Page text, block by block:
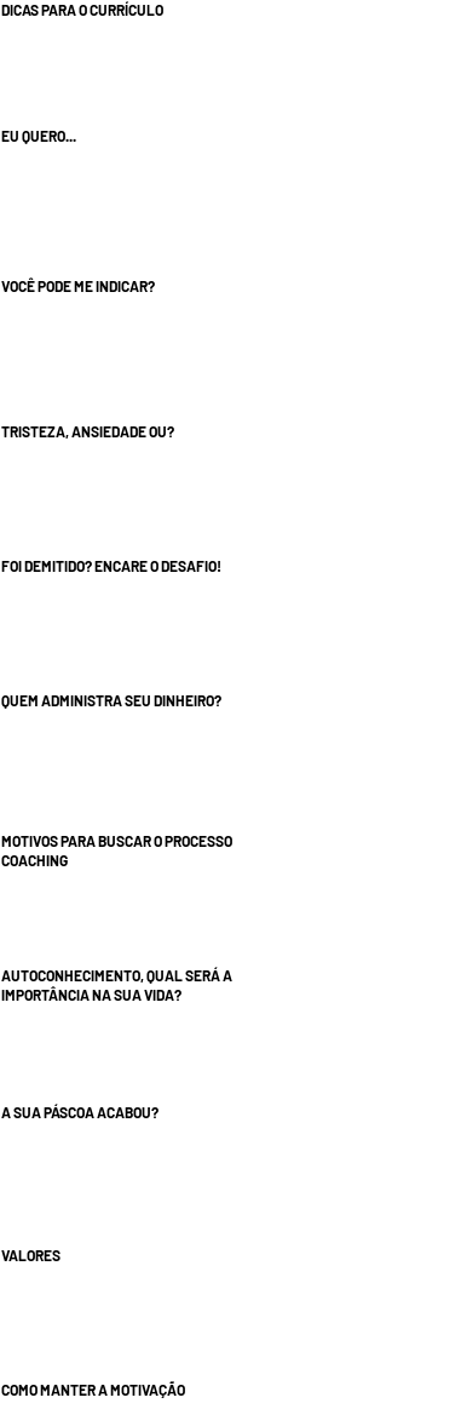
DICAS PARA O CURRÍCULO
EU QUERO...
VOCÊ PODE ME INDICAR?
TRISTEZA, ANSIEDADE OU?
FOI DEMITIDO? ENCARE O DESAFIO!
QUEM ADMINISTRA SEU DINHEIRO?
MOTIVOS PARA BUSCAR O PROCESSO
COACHING
AUTOCONHECIMENTO, QUAL SERÁ A
IMPORTÂNCIA NA SUA VIDA?
A SUA PÁSCOA ACABOU?
VALORES
COMO MANTER A MOTIVAÇÃO